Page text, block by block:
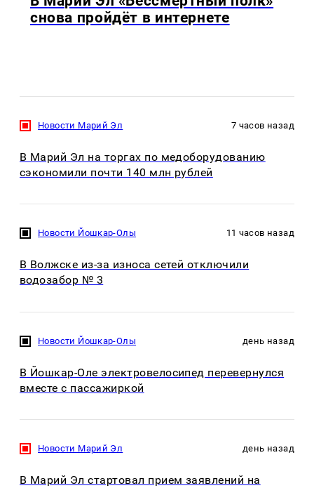
снова пройдёт в интернете
Новости Марий Эл 7 часов назад
В Марий Эл на торгах по медоборудованию
сэкономили почти 140 млн рублей
Новости Йошкар-Олы 11 часов назад
В Волжске из-за износа сетей отключили
водозабор № 3
Новости Йошкар-Олы день назад
В Йошкар-Оле электровелосипед перевернулся
вместе с пассажиркой
Новости Марий Эл день назад
В Марий Эл стартовал прием заявлений на